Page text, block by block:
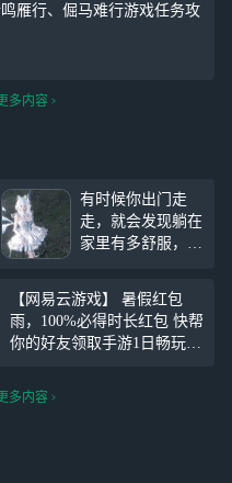
雁行、倔马难行游戏任务攻
多内容
有时候你出门走
走，就会发现躺在
家里有多舒服，不
比，比我优秀的人
比我还努力，那么
我努力有什么用，
【网易云游戏】 暑假红包
雨，100%必得时长红包 快帮
你的好友领取手游1日畅玩
oudgame.webapp.163.com/fissi
on/?invite_co
多内容